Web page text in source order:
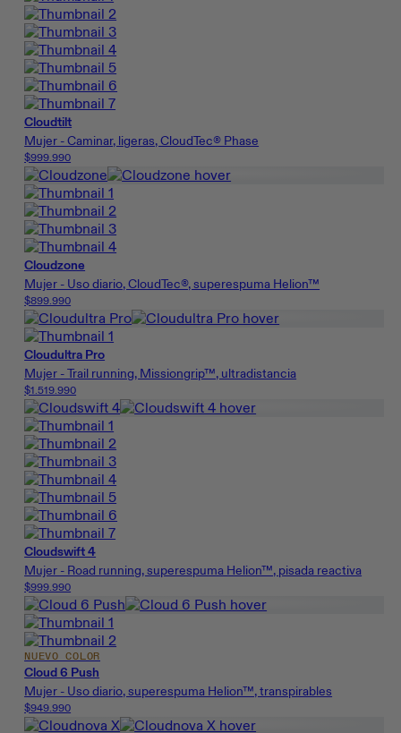
Cloudtilt
Mujer - Caminar, ligeras, CloudTec® Phase
$999.990
Cloudzone
Mujer - Uso diario, CloudTec®, superespuma Helion™
$899.990
Cloudultra Pro
Mujer - Trail running, Missiongrip™, ultradistancia
$1.519.990
Cloudswift 4
Mujer - Road running, superespuma Helion™, pisada reactiva
$999.990
NUEVO COLOR
Cloud 6 Push
Mujer - Uso diario, superespuma Helion™, transpirables
$949.990